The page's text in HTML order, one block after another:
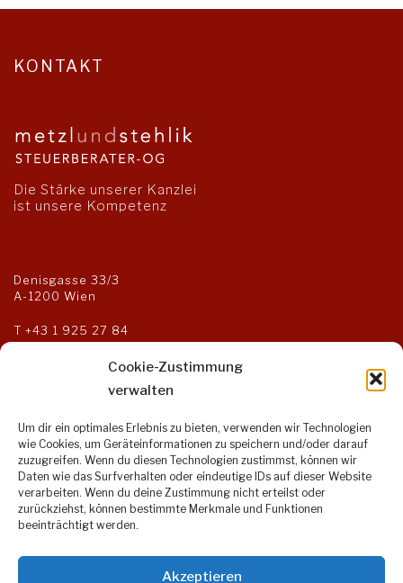
Cookie-Zustimmung
verwalten
Um dir ein optimales Erlebnis zu bieten, verwenden wir Technologien
wie Cookies, um Geräteinformationen zu speichern und/oder darauf
zuzugreifen. Wenn du diesen Technologien zustimmst, können wir
Daten wie das Surfverhalten oder eindeutige IDs auf dieser Website
verarbeiten. Wenn du deine Zustimmung nicht erteilst oder
zurückziehst, können bestimmte Merkmale und Funktionen
beeinträchtigt werden.
Akzeptieren
KONTAKT
Die Stärke unserer Kanzlei
ist unsere Kompetenz
Denisgasse 33/3
A-1200 Wien
T +43 1 925 27 84
F +43 1 925 27 85
kanzlei@steuerberater-og.at
Öffnungszeiten:
Montag bis Donnerstag:
9:00 – 17:00 Uhr
Freitag:
9:00 – 14:00 Uhr